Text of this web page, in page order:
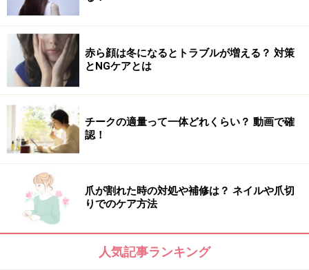
赤ら顔は冬になるとトラブルが増える？ 対策
とNGケアとは
チークの適量って一体どれくらい？ 動画で確
認！
爪が割れた時の対処や補修は？ ネイルや爪切
りでのケア方法
人気記事ランキング